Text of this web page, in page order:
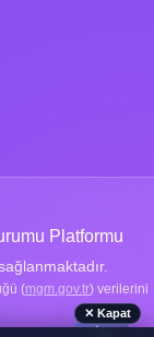
Platformu
(mgm.gov.tr) verilerini
✕ Kapat